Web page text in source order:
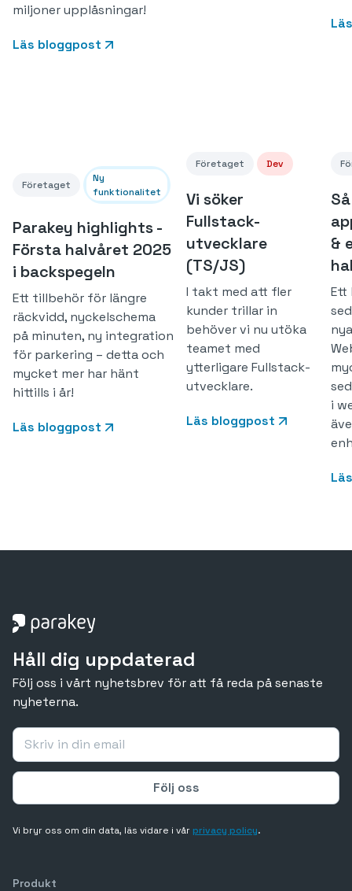
miljoner upplåsningar!
Läs bloggpost
Företaget
Ny
funktionalitet
Parakey highlights -
Första halvåret 2025
i backspegeln
Ett tillbehör för längre
räckvidd, nyckelschema
på minuten, ny integration
för parkering – detta och
mycket mer har hänt
hittills i år!
Läs bloggpost
Företaget Dev
Vi söker
Fullstack-
utvecklare
(TS/JS)
I takt med att fler
kunder trillar in
behöver vi nu utöka
teamet med
ytterligare Fullstack-
utvecklare.
Läs bloggpost
&
Ett
i
Håll dig uppdaterad
Följ oss i vårt nyhetsbrev för att få reda på senaste
nyheterna.
Vi bryr oss om din data, läs vidare i vårprivacy policy.
Produkt